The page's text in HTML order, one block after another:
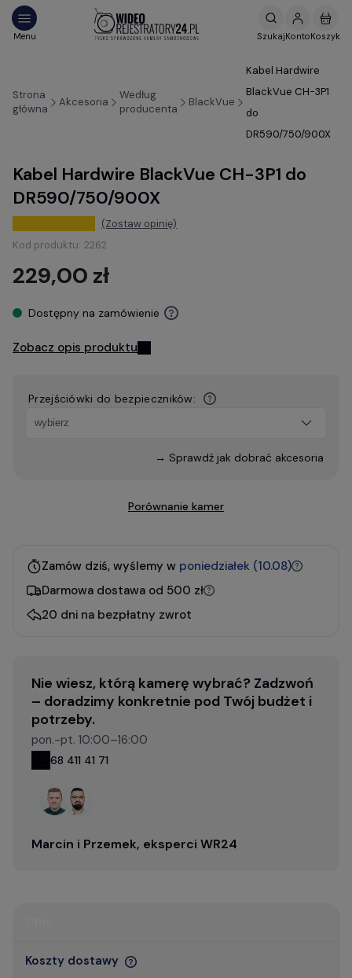
Strona
główna
Akcesoria
Według
producenta
BlackVue
Kabel Hardwire
BlackVue CH-3P1
do
DR590/750/900X
Kabel Hardwire BlackVue CH-3P1 do
DR590/750/900X
(Zostaw opinię)
Kod produktu: 2262
229,00 zł
Dostępny na zamówienie
Zobacz opis produktu
Przejściówki do bezpieczników:
→ Sprawdź jak dobrać akcesoria
Porównanie kamer
Zamów dziś, wyślemy w poniedziałek (10.08)
Darmowa dostawa od 500 zł
20 dni na bezpłatny zwrot
Nie wiesz, którą kamerę wybrać? Zadzwoń
– doradzimy konkretnie pod Twój budżet i
potrzeby.
pon.-pt. 10:00–16:00
68 411 41 71
Marcin i Przemek, eksperci WR24
Koszty dostawy